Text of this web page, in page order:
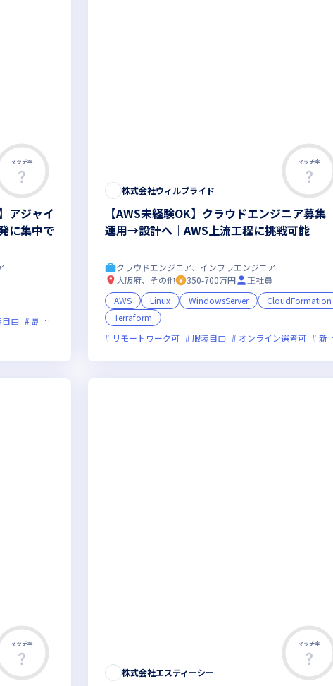
マッチ率
アジャイ
に集中で
由 副業可 オンライン選考可 新技術に積極的
マッチ率
株式会社ウィルプライド
【AWS未経験OK】クラウドエンジニア募集｜
運用→設計へ｜AWS上流工程に挑戦可能
クラウドエンジニア、インフラエンジニア
大阪府、その他
350-700万円
正社員
AWS
Linux WindowsServer
CloudFormation
Terraform
リモートワーク可
服装自由 オンライン選考可 新技術に積極的
マッチ率 マッチ率
株式会社エスティーシー